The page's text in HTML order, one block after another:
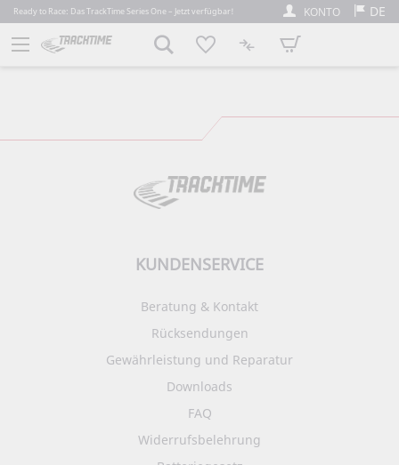
Ready to Race: Das TrackTime Series One – Jetzt verfügbar! KONTO DE
Mein Warenkorb
KUNDENSERVICE
Beratung & Kontakt
Rücksendungen
Gewährleistung und Reparatur
Downloads
FAQ
Widerrufsbelehrung